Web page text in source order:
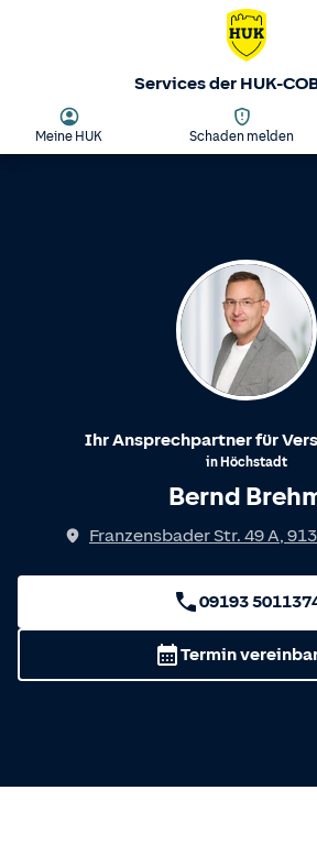
Services der HUK-
Meine HUK Schaden melden
Ihr Ansprechpartner für
in Höchstadt
Bernd
Franzensbader Str. 49 A,
09193
Termin